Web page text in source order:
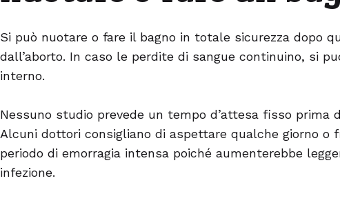
Si può nuotare o fare il bagno in totale sicurezza dopo
dall’aborto. In caso le perdite di sangue continuino, si
interno.
Nessuno studio prevede un tempo d’attesa fisso prima
Alcuni dottori consigliano di aspettare qualche giorno o
periodo di emorragia intensa poiché aumenterebbe
infezione.